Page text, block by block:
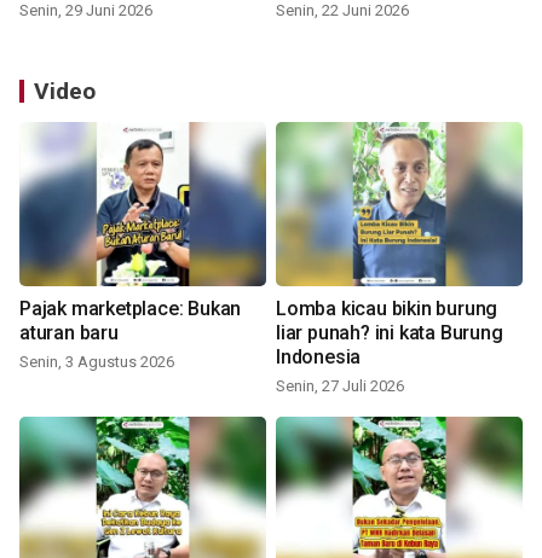
Senin, 29 Juni 2026 Senin, 22 Juni 2026
Video
Pajak marketplace: Bukan
aturan baru
Senin, 3 Agustus 2026
Lomba kicau bikin burung
liar punah? ini kata Burung
Indonesia
Senin, 27 Juli 2026